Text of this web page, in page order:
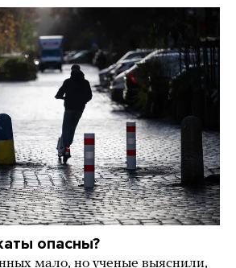
опасны?
мало, но ученые выяснили,